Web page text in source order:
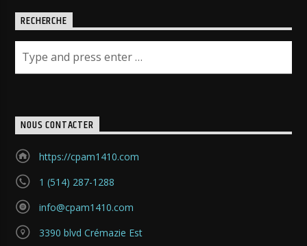
RECHERCHE
NOUS CONTACTER
https://cpam1410.com
1 (514) 287-1288
info@cpam1410.com
3390 blvd Crémazie Est